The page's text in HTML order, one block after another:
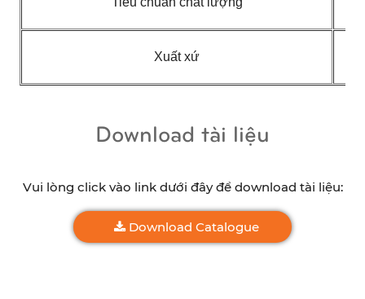
Xuất xứ
Download tài liệu
Vui lòng click vào link dưới đây để download tài liệu:
Download Catalogue